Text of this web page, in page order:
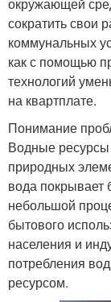
сократить свои
коммунальных
как с помощью
технологий
на квартплате.
Понимание
Водные
природных
вода покрывает
небольшой
бытового
населения и
потребления
ресурсом.